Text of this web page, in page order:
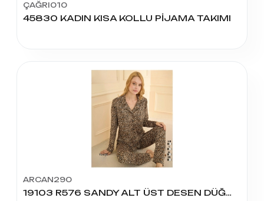
ÇAĞRI010
45830 KADIN KISA KOLLU PİJAMA TAKIMI
ARCAN290
19103 R576 SANDY ALT ÜST DESEN DÜĞM PİJAMA TAKIM